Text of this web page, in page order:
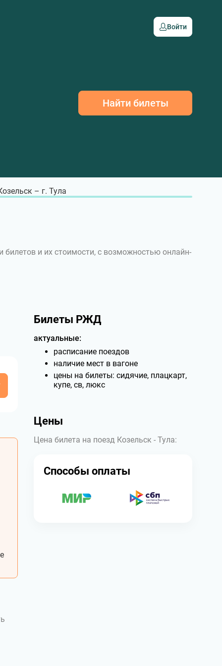
Войти
Найти билеты
– г. Тула
билетов и их стоимости, с возможностью онлайн-
Билеты РЖД
актуальные:
расписание поездов
наличие мест в вагоне
цены на билеты: сидячие, плацкарт,
купе, св, люкс
Цены
Цена билета на поезд Козельск - Тула:
Способы оплаты